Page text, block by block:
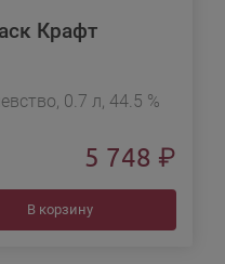
Крафт
0.7 л, 44.5 %
5 748 ₽
В корзину